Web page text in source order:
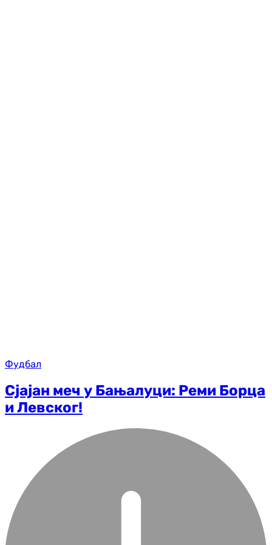
Фудбал
Сјајан меч у Бањалуци: Реми Борца
и Левског!